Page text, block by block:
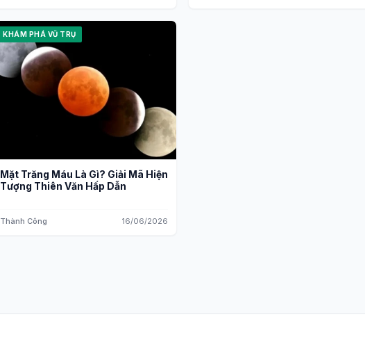
KHÁM PHÁ VŨ TRỤ
Mặt Trăng Máu Là Gì? Giải Mã Hiện
Tượng Thiên Văn Hấp Dẫn
Thành Công 16/06/2026